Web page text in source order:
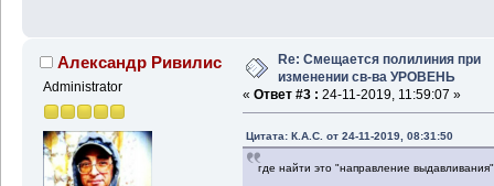
Александр Ривилис
Administrator
Re: Смещается полилиния при
изменении св-ва УРОВЕНЬ
« Ответ #3 : 24-11-2019, 11:59:07 »
Цитата: К.А.С. от 24-11-2019, 08:31:50
где найти это "направление